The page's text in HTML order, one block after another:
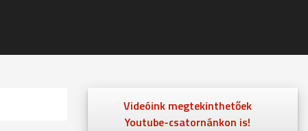
Videóink megtekinthetőek
Youtube-csatornánkon is!